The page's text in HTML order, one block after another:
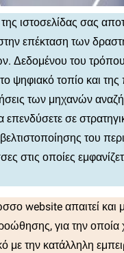
ιστοσελίδας σας
επέκταση των
Δεδομένου του τρόπου
ψηφιακό τοπίο και
των μηχανών
επενδύσετε σε
του
στις οποίες
website απαιτεί και
για την οποία
με την κατάλληλη